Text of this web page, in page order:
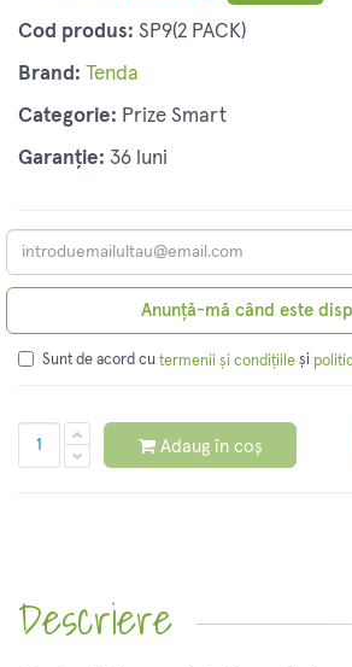
Cod produs: SP9(2 PACK)
Brand: Tenda
Categorie: Prize Smart
Garanție: 36 luni
Anunță-mă când este
Sunt de acord cu termenii și condițiile și
Adaug în coș
Descriere